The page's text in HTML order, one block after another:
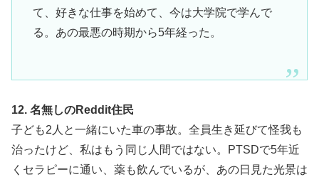
て、好きな仕事を始めて、今は大学院で学んで
る。あの最悪の時期から5年経った。
12. 名無しのReddit住民
子ども2人と一緒にいた車の事故。全員生き延びて怪我も
治ったけど、私はもう同じ人間ではない。PTSDで5年近
くセラピーに通い、薬も飲んでいるが、あの日見た光景は